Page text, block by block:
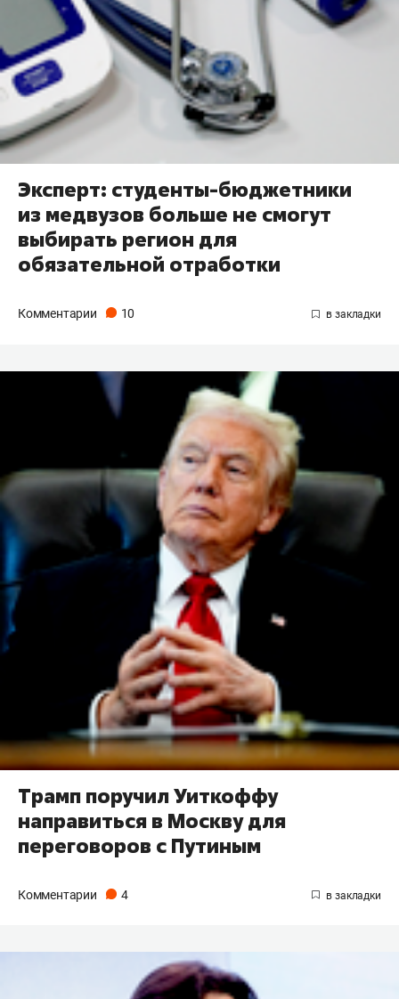
Эксперт: студенты-бюджетники
из медвузов больше не смогут
выбирать регион для
обязательной отработки
Комментарии 10
Трамп поручил Уиткоффу
направиться в Москву для
переговоров с Путиным
Комментарии 4